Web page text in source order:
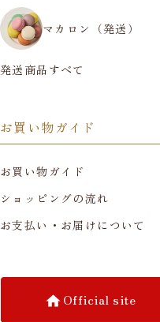
マカロン（発送）
発送商品すべて
お買い物ガイド
お買い物ガイド
ショッピングの流れ
お支払い・お届けについて
Official site